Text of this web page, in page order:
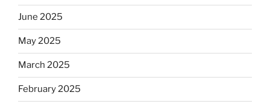
June 2025
May 2025
March 2025
February 2025